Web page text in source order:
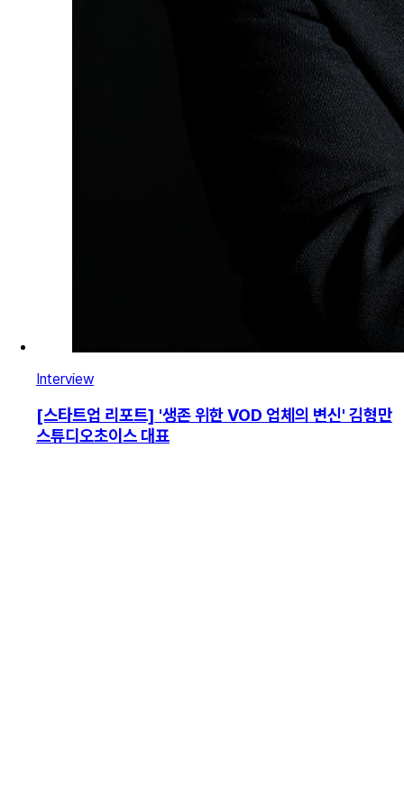
Interview
[스타트업 리포트] '생존 위한 VOD 업체의 변신' 김형만
스튜디오초이스 대표